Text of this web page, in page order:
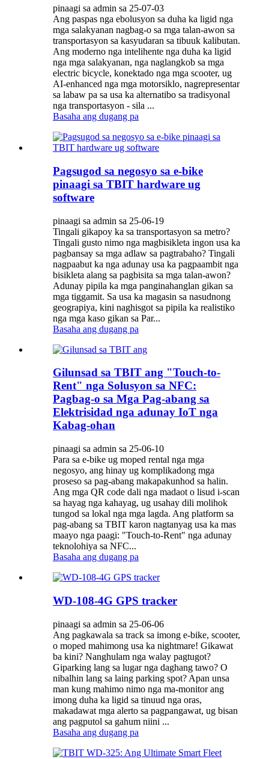
pinaagi sa admin sa 25-07-03
Ang paspas nga ebolusyon sa duha ka ligid nga
mga salakyanan nagbag-o sa mga talan-awon sa
transportasyon sa kasyudaran sa tibuuk kalibutan.
Ang moderno nga intelihente nga duha ka ligid
nga mga salakyanan, nga naglangkob sa mga
electric bicycle, konektado nga mga scooter, ug
AI-enhanced nga mga motorsiklo, nagrepresentar
sa labaw pa sa usa ka alternatibo sa tradisyonal
nga transportasyon - sila ...
Basaha ang dugang pa
Pagsugod sa negosyo sa e-bike
pinaagi sa TBIT hardware ug
software
pinaagi sa admin sa 25-06-19
Tingali gikapoy ka sa transportasyon sa metro?
Tingali gusto nimo nga magbisikleta ingon usa ka
pagbansay sa mga adlaw sa pagtrabaho? Tingali
nagpaabut ka nga adunay usa ka pagpaambit nga
bisikleta alang sa pagbisita sa mga talan-awon?
Adunay pipila ka mga panginahanglan gikan sa
mga tiggamit. Sa usa ka magasin sa nasudnong
geograpiya, kini naghisgot sa pipila ka realistiko
nga mga kaso gikan sa Par...
Basaha ang dugang pa
Gilunsad sa TBIT ang "Touch-to-
Rent" nga Solusyon sa NFC:
Pagbag-o sa Mga Pag-abang sa
Elektrisidad nga adunay IoT nga
Kabag-ohan
pinaagi sa admin sa 25-06-10
Para sa e-bike ug moped rental nga mga
negosyo, ang hinay ug komplikadong mga
proseso sa pag-abang makapakunhod sa halin.
Ang mga QR code dali nga madaot o lisud i-scan
sa hayag nga kahayag, ug usahay dili molihok
tungod sa lokal nga mga lagda. Ang platform sa
pag-abang sa TBIT karon nagtanyag usa ka mas
maayo nga paagi: "Touch-to-Rent" nga adunay
teknolohiya sa NFC...
Basaha ang dugang pa
WD-108-4G GPS tracker
pinaagi sa admin sa 25-06-06
Ang pagkawala sa track sa imong e-bike, scooter,
o moped mahimong usa ka nightmare! Gikawat
ba kini? Nanghulam nga walay pagtugot?
Giparking lang sa lugar nga daghang tawo? O
nibalhin lang sa laing parking spot? Apan unsa
man kung mahimo nimo nga ma-monitor ang
imong duha ka ligid sa tinuud nga oras,
makadawat mga alerto sa pagpangawat, ug bisan
ang pagputol sa gahum niini ...
Basaha ang dugang pa